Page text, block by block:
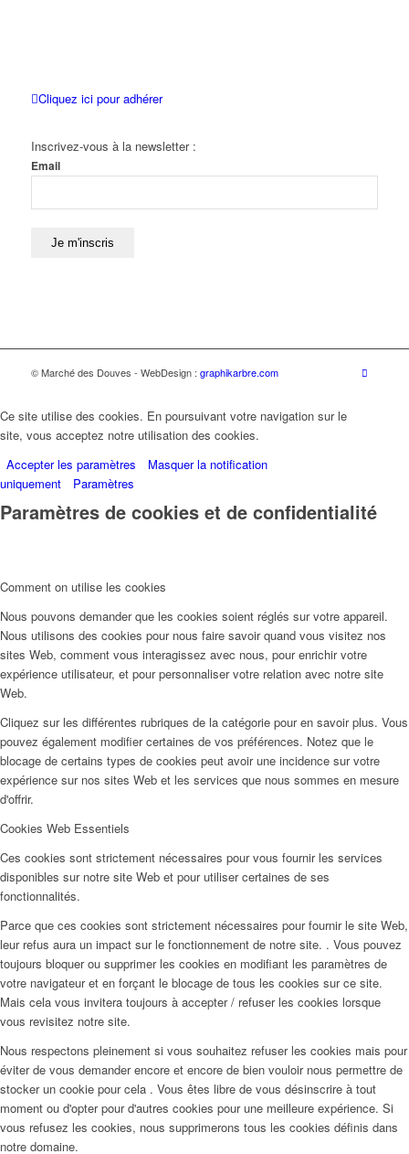
Cliquez ici pour adhérer
Inscrivez-vous à la newsletter :
Email
© Marché des Douves - WebDesign : graphikarbre.com
Ce site utilise des cookies. En poursuivant votre navigation sur le
site, vous acceptez notre utilisation des cookies.
Accepter les paramètres
Masquer la notification
uniquement
Paramètres
Paramètres de cookies et de confidentialité
Comment on utilise les cookies
Nous pouvons demander que les cookies soient réglés sur votre appareil.
Nous utilisons des cookies pour nous faire savoir quand vous visitez nos
sites Web, comment vous interagissez avec nous, pour enrichir votre
expérience utilisateur, et pour personnaliser votre relation avec notre site
Web.
Cliquez sur les différentes rubriques de la catégorie pour en savoir plus. Vous
pouvez également modifier certaines de vos préférences. Notez que le
blocage de certains types de cookies peut avoir une incidence sur votre
expérience sur nos sites Web et les services que nous sommes en mesure
d'offrir.
Cookies Web Essentiels
Ces cookies sont strictement nécessaires pour vous fournir les services
disponibles sur notre site Web et pour utiliser certaines de ses
fonctionnalités.
Parce que ces cookies sont strictement nécessaires pour fournir le site Web,
leur refus aura un impact sur le fonctionnement de notre site. . Vous pouvez
toujours bloquer ou supprimer les cookies en modifiant les paramètres de
votre navigateur et en forçant le blocage de tous les cookies sur ce site.
Mais cela vous invitera toujours à accepter / refuser les cookies lorsque
vous revisitez notre site.
Nous respectons pleinement si vous souhaitez refuser les cookies mais pour
éviter de vous demander encore et encore de bien vouloir nous permettre de
stocker un cookie pour cela . Vous êtes libre de vous désinscrire à tout
moment ou d'opter pour d'autres cookies pour une meilleure expérience. Si
vous refusez les cookies, nous supprimerons tous les cookies définis dans
notre domaine.